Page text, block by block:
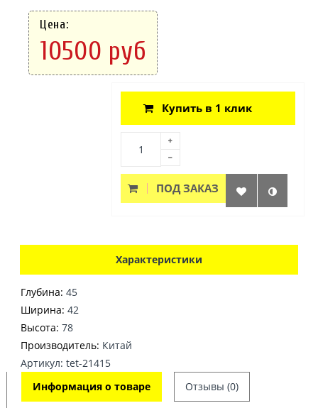
Цена:
10500 руб
Купить в 1 клик
ПОД ЗАКАЗ
Характеристики
Глубина: 45
Ширина: 42
Высота: 78
Производитель: Китай
Артикул: tet-21415
Информация о товаре
Отзывы (0)